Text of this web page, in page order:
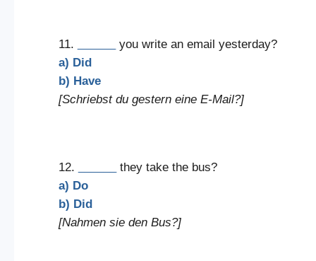
11.
you write an email yesterday?
a) Did
b) Have
[Schriebst du gestern eine E-Mail?]
12.
they take the bus?
a) Do
b) Did
[Nahmen sie den Bus?]